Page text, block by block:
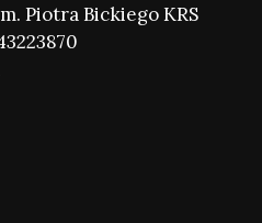
Piotra Bickiego KRS